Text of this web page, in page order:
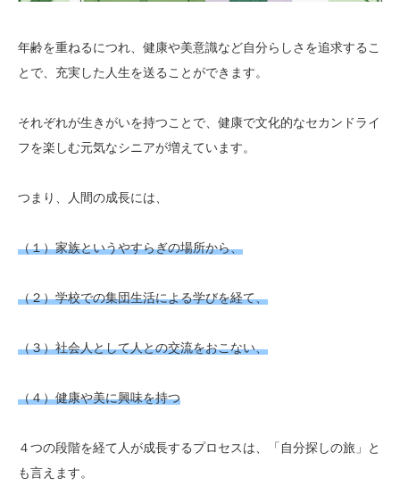
年齢を重ねるにつれ、健康や美意識など自分らしさを追求するこ
とで、充実した人生を送ることができます。
それぞれが生きがいを持つことで、健康で文化的なセカンドライ
フを楽しむ元気なシニアが増えています。
つまり、人間の成長には、
（１）家族というやすらぎの場所から、
（２）学校での集団生活による学びを経て、
（３）社会人として人との交流をおこない、
（４）健康や美に興味を持つ
４つの段階を経て人が成長するプロセスは、「自分探しの旅」と
も言えます。